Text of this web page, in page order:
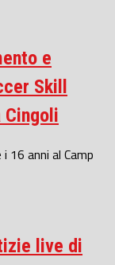
e
Skill
Cingoli
16 anni al Camp
live di